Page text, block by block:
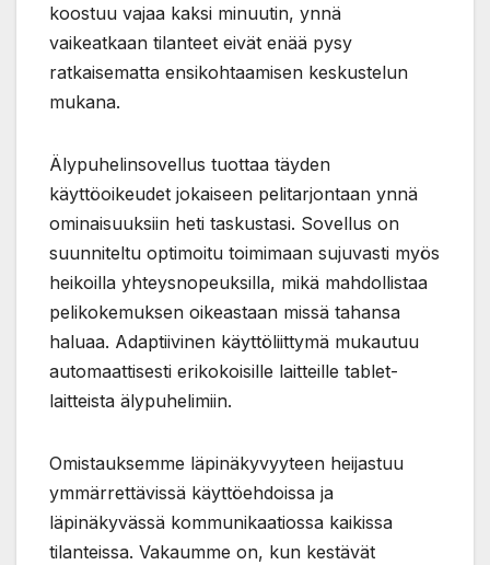
koostuu vajaa kaksi minuutin, ynnä
vaikeatkaan tilanteet eivät enää pysy
ratkaisematta ensikohtaamisen keskustelun
mukana.
Älypuhelinsovellus tuottaa täyden
käyttöoikeudet jokaiseen pelitarjontaan ynnä
ominaisuuksiin heti taskustasi. Sovellus on
suunniteltu optimoitu toimimaan sujuvasti myös
heikoilla yhteysnopeuksilla, mikä mahdollistaa
pelikokemuksen oikeastaan missä tahansa
haluaa. Adaptiivinen käyttöliittymä mukautuu
automaattisesti erikokoisille laitteille tablet-
laitteista älypuhelimiin.
Omistauksemme läpinäkyvyyteen heijastuu
ymmärrettävissä käyttöehdoissa ja
läpinäkyvässä kommunikaatiossa kaikissa
tilanteissa. Vakaumme on, kun kestävät